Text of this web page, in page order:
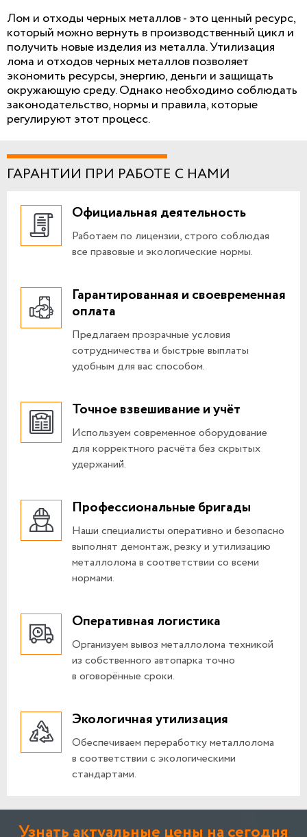
Лом и отходы черных металлов - это ценный ресурс,
который можно вернуть в производственный цикл и
получить новые изделия из металла. Утилизация
лома и отходов черных металлов позволяет
экономить ресурсы, энергию, деньги и защищать
окружающую среду. Однако необходимо соблюдать
законодательство, нормы и правила, которые
регулируют этот процесс.
ГАРАНТИИ ПРИ РАБОТЕ С НАМИ
Официальная деятельность
Работаем по лицензии, строго соблюдая
все правовые и экологические нормы.
Гарантированная и своевременная
оплата
Предлагаем прозрачные условия
сотрудничества и быстрые выплаты
удобным для вас способом.
Точное взвешивание и учёт
Используем современное оборудование
для корректного расчёта без скрытых
удержаний.
Профессиональные бригады
Наши специалисты оперативно и безопасно
выполнят демонтаж, резку и утилизацию
металлолома в соответствии со всеми
нормами.
Оперативная логистика
Организуем вывоз металлолома техникой
из собственного автопарка точно
в оговорённые сроки.
Экологичная утилизация
Обеспечиваем переработку металлолома
в соответствии с экологическими
стандартами.